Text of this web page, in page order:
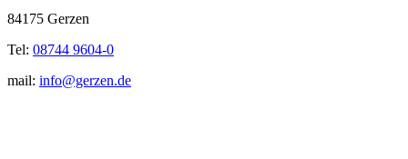
84175 Gerzen
Tel: 08744 9604-0
mail: info@gerzen.de